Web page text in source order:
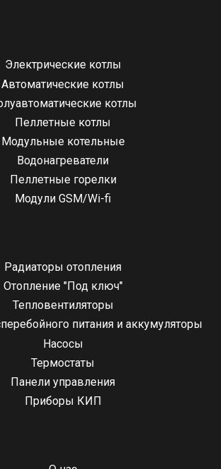
Электрические котлы
Автоматические котлы
котлы
Пеллетные котлы
Модульные котельные
Водонагреватели
Пеллетные горелки
Модули GSM/Wi-fi
Радиаторы отопления
Отопление "Под ключ"
Тепловентиляторы
питания и аккумуляторы
Насосы
Термостаты
Панели управления
Приборы КИП